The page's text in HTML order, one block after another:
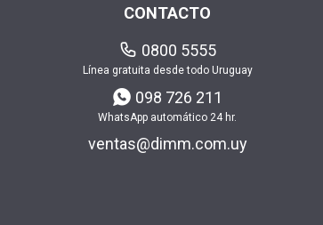
CONTACTO
0800 5555
Línea gratuita desde todo Uruguay
098 726 211
WhatsApp automático 24 hr.
ventas@dimm.com.uy